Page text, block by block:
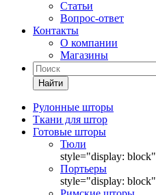
Статьи
Вопрос-ответ
Контакты
О компании
Магазины
Найти
Рулонные шторы
Ткани для штор
Готовые шторы
Тюли
style="display: block"
Портьеры
style="display: block"